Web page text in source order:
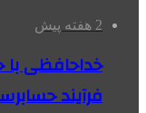
2 هفته پیش
خداحافظی
فرآیند